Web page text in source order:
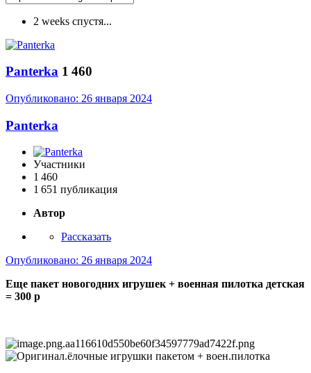
2 weeks спустя...
Panterka 1 460
Опубликовано: 26 января 2024
Panterka
Участники
1 460
1 651 публикация
Автор
Рассказать
Опубликовано: 26 января 2024
Еще пакет новогодних игрушек + военная пилотка детская
= 300 р